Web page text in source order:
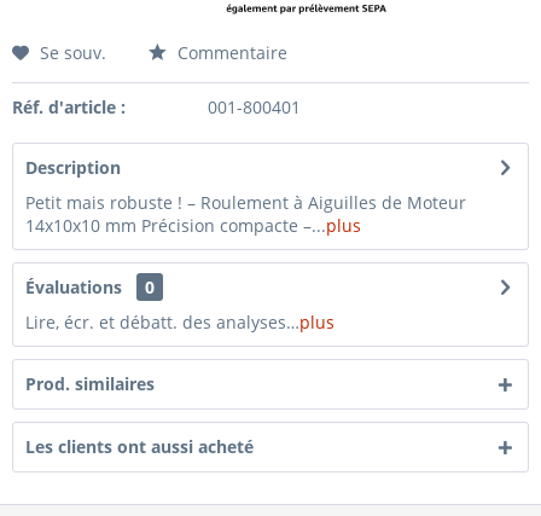
Se souv. Commentaire
Réf. d'article : 001-800401
Description
Petit mais robuste ! – Roulement à Aiguilles de Moteur
14x10x10 mm Précision compacte –...plus
Évaluations
0
Lire, écr. et débatt. des analyses…plus
Prod. similaires
Les clients ont aussi acheté